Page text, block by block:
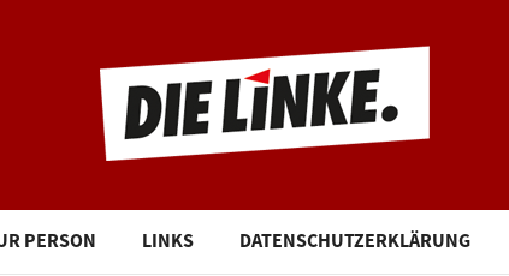
PERSON LINKS DATENSCHUTZERKLÄRUNG